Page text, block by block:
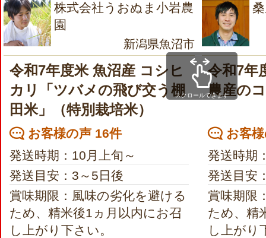
株式会社うおぬま小岩農
園
新潟県魚沼市
令和7年度米 魚沼産 コシヒ
カリ「ツバメの飛び交う棚
田米」（特別栽培米）
お客様の声 16件
発送時期：10月上旬～
発送目安：3～5日後
賞味期限：風味の劣化を避ける
ため、精米後1ヵ月以内にお召
し上がり下さい。
令和7年
農産の
お客
発送時期
発送目安
賞味期限
ため、精
し上がり
スクロールできます